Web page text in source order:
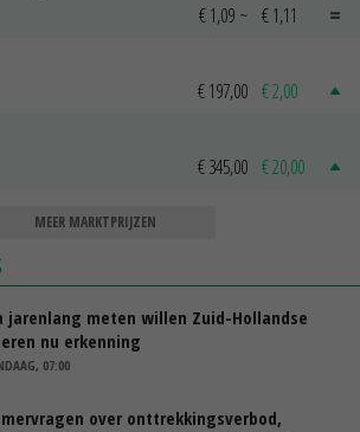
€ 1,09 ~ € 1,11
€ 197,00 € 2,00
€ 345,00 € 20,00
MEER MARKTPRIJZEN
jarenlang meten willen Zuid-Hollandse
nu erkenning
07:00
over onttrekkingsverbod,